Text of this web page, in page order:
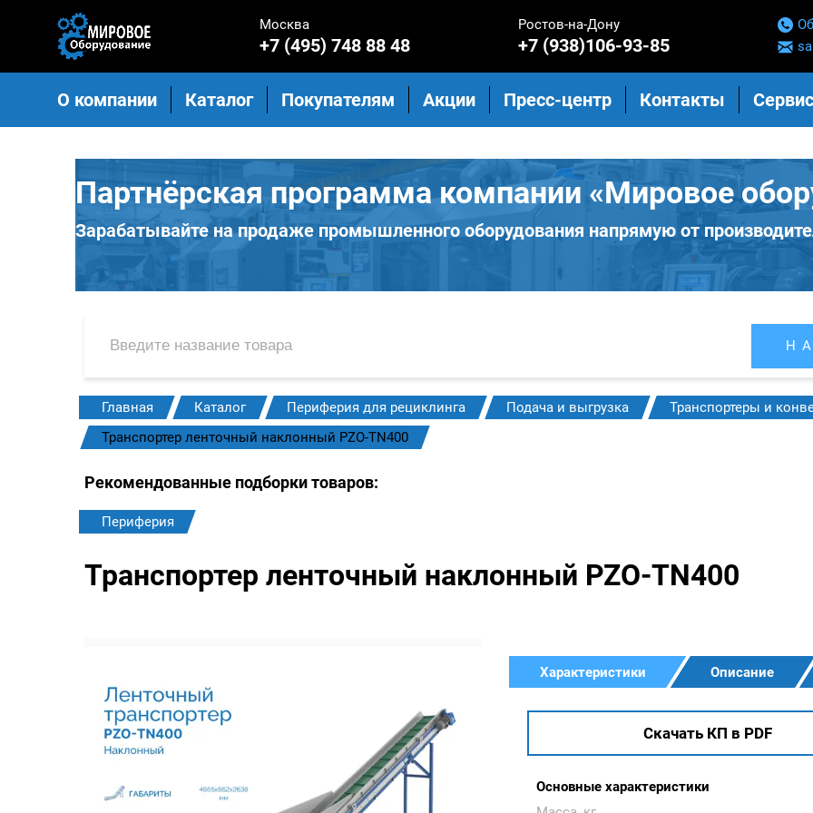
Москва
+7 (495) 748 88 48
Ростов-на-Дону
+7 (938)106-93-85
О компании Каталог Покупателям Акции Пресс-центр Контакты
Партнёрская программа компании «Мировое
Зарабатывайте на продаже промышленного оборудования напрямую от
Главная Каталог Периферия для рециклинга Подача и выгрузка
Транспортеры и
Транспортер ленточный наклонный PZO-TN400
Рекомендованные подборки товаров:
Периферия
Транспортер ленточный наклонный PZO-TN400
Характеристики Описание
Скачать КП в PDF
Основные характеристики